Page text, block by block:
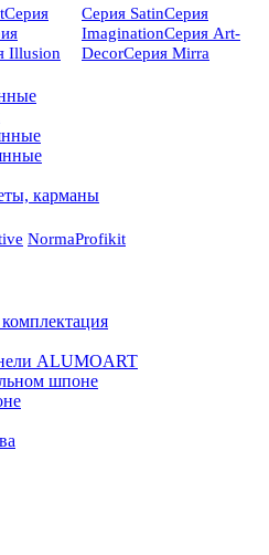
Серия
Illusion
Серия SatinСерия
ImaginationСерия Art-
DeсorСерия Mirra
карманы
NormaProfikit
ALUMOART
шпоне